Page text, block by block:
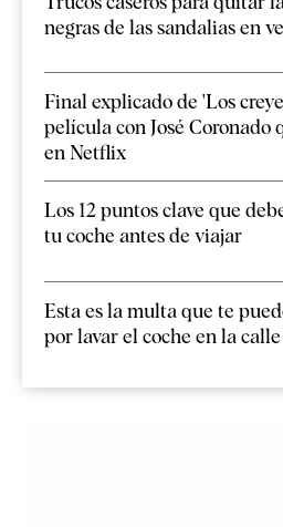
negras de las sandalias en
Final explicado de 'Los
película con José Coronado
en Netflix
Los 12 puntos clave que
tu coche antes de viajar
Esta es la multa que te
por lavar el coche en la calle